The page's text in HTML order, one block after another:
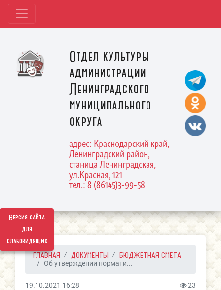
Версия сайта
для
слабовидящих
Отдел культуры
администрации
Ленинградского
муниципального
округа
адрес: Краснодарский край,
Ленинградский район,
станица Ленинградская,
ул.Красная, 121
тел.: 8 (86145)3-99-58
ГЛАВНАЯ ДОКУМЕНТЫ БЮДЖЕТНАЯ СМЕТА
Об утверждении нормати...
19.10.2021 16:28 23